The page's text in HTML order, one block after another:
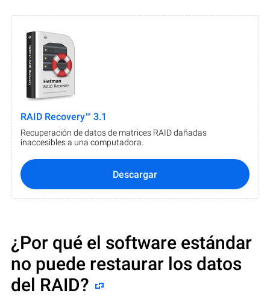
RAID Recovery™ 3.1
Recuperación de datos de matrices RAID dañadas
inaccesibles a una computadora.
Descargar
¿Por qué el software estándar
no puede restaurar los datos
del RAID?